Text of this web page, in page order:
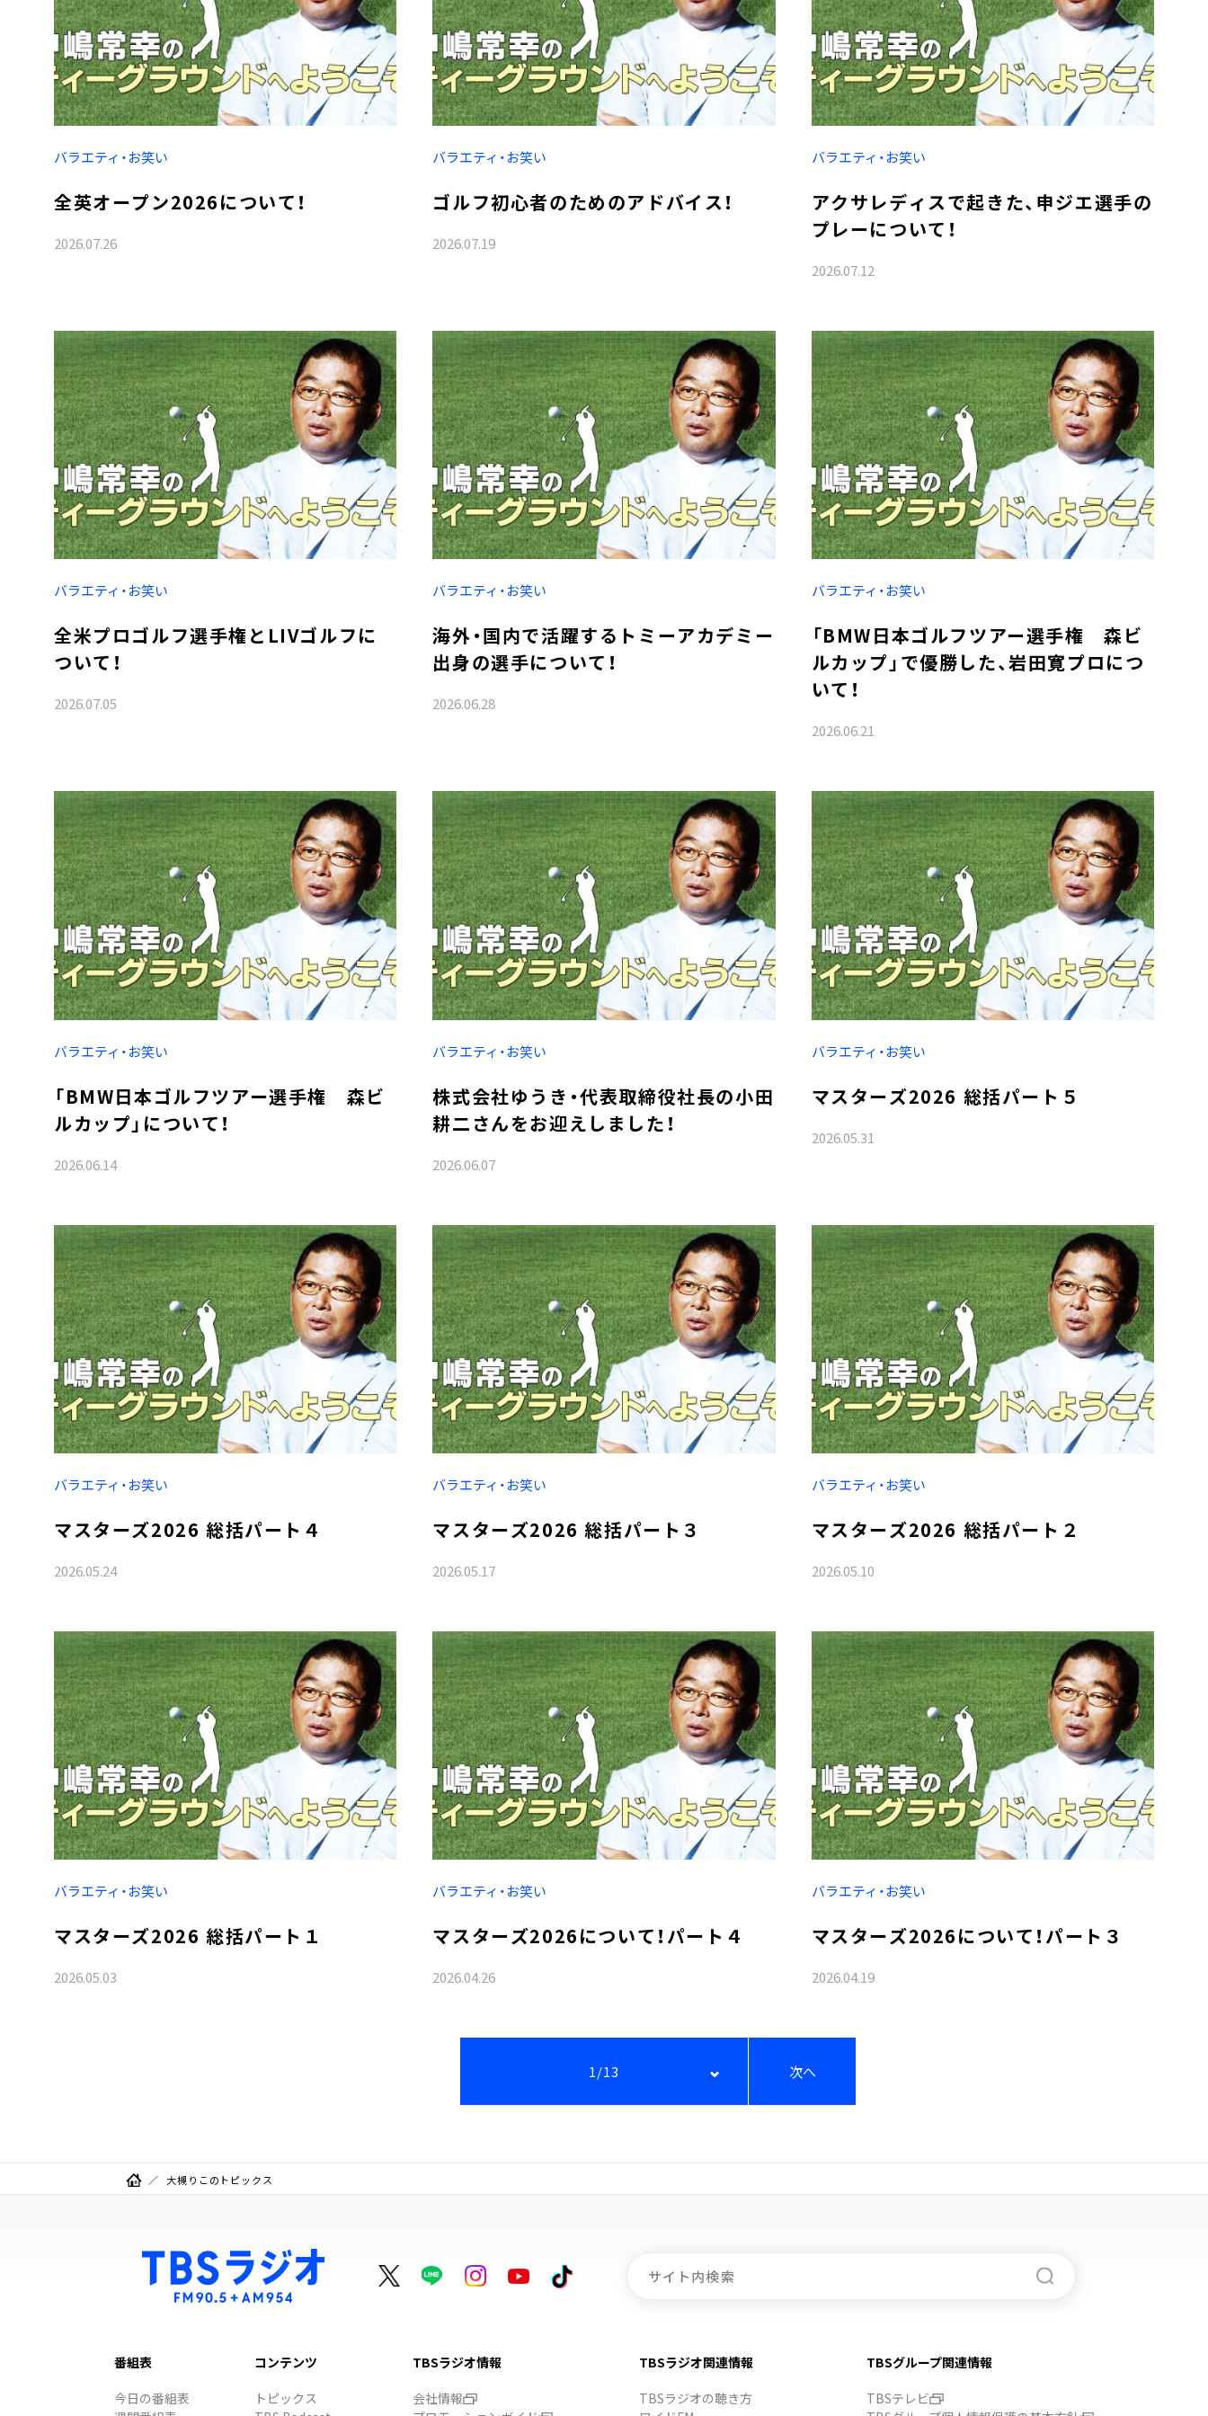
バラエティ・お笑い
全英オープン2026について！
2026.07.26
バラエティ・お笑い
ゴルフ初心者のためのアドバイス！
2026.07.19
バラエティ・お笑い
アクサレディスで起きた、申ジエ選手の
プレーについて！
2026.07.12
バラエティ・お笑い
全米プロゴルフ選手権とLIVゴルフに
ついて！
2026.07.05
バラエティ・お笑い
海外・国内で活躍するトミーアカデミー
出身の選手について！
2026.06.28
バラエティ・お笑い
「BMW日本ゴルフツアー選手権 森ビ
ルカップ」で優勝した、岩田寛プロにつ
いて！
2026.06.21
バラエティ・お笑い
「BMW日本ゴルフツアー選手権 森ビ
ルカップ」について！
2026.06.14
バラエティ・お笑い
株式会社ゆうき・代表取締役社長の小田
耕二さんをお迎えしました！
2026.06.07
バラエティ・お笑い
マスターズ2026 総括パート５
2026.05.31
バラエティ・お笑い
マスターズ2026 総括パート４
2026.05.24
バラエティ・お笑い
マスターズ2026 総括パート３
2026.05.17
バラエティ・お笑い
マスターズ2026 総括パート２
2026.05.10
バラエティ・お笑い
マスターズ2026 総括パート１
2026.05.03
バラエティ・お笑い
マスターズ2026について！パート４
2026.04.26
バラエティ・お笑い
マスターズ2026について！パート３
2026.04.19
1/13 次へ
大槻りこのトピックス
番組表
今日の番組表
コンテンツ
トピックス
TBSラジオ情報
会社情報
TBSラジオ関連情報
TBSラジオの聴き方
TBSグループ関連情報
TBSテレビ